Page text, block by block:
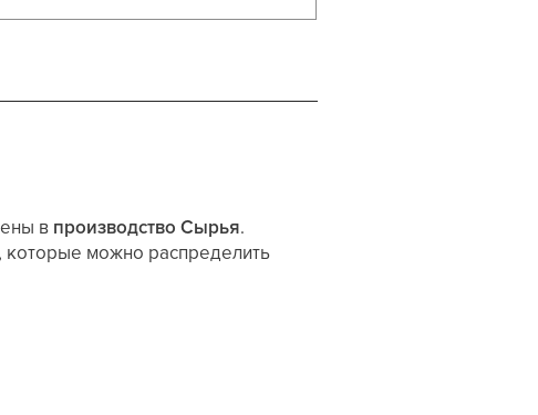
в производство Сырья.
, которые можно распределить